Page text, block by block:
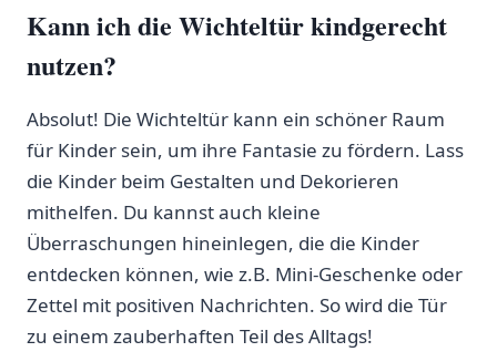
Kann ich die Wichteltür kindgerecht
nutzen?
Absolut! Die Wichteltür kann ein schöner Raum
für Kinder sein, um ihre‌ Fantasie⁤ zu fördern. Lass
die Kinder beim Gestalten und Dekorieren
mithelfen. Du kannst auch kleine
Überraschungen hineinlegen, die die Kinder
entdecken ​können, wie ⁤z.B. Mini-Geschenke oder
Zettel mit positiven Nachrichten. So wird die Tür
zu einem zauberhaften Teil des Alltags!